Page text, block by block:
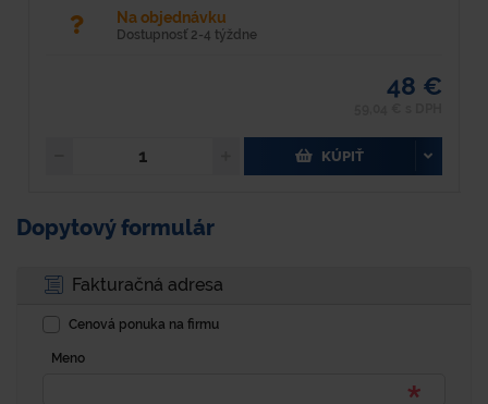
Na objednávku
Dostupnosť 2-4 týždne
48 €
KÚPIŤ
Dopytový formulár
Fakturačná adresa
Cenová ponuka na firmu
Meno